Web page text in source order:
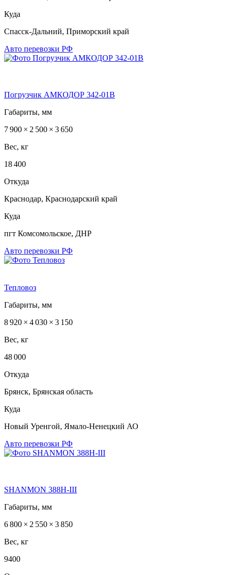
Куда
Спасск-Дальний, Приморский край
Авто перевозки РФ
Погрузчик АМКОДОР 342-01В
Габариты, мм
7 900 × 2 500 × 3 650
Вес, кг
18 400
Откуда
Краснодар, Краснодарский край
Куда
пгт Комсомольское, ДНР
Авто перевозки РФ
Тепловоз
Габариты, мм
8 920 × 4 030 × 3 150
Вес, кг
48 000
Откуда
Брянск, Брянская область
Куда
Новый Уренгой, Ямало-Ненецкий АО
Авто перевозки РФ
SHANMON 388Н-III
Габариты, мм
6 800 × 2 550 × 3 850
Вес, кг
9400